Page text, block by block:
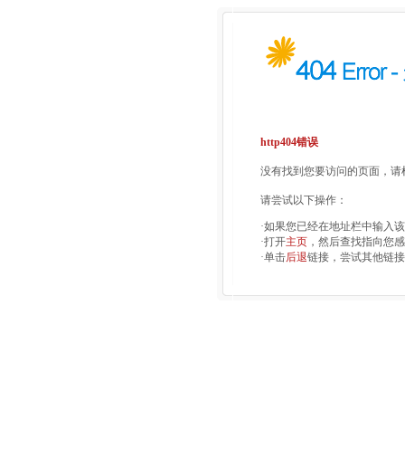
http404错误
没有找到您要访问的页面，
请尝试以下操作：
·如果您已经在地址栏中输入
·打开主页 ，然后查找指向您
·单击后退链接，尝试其他链